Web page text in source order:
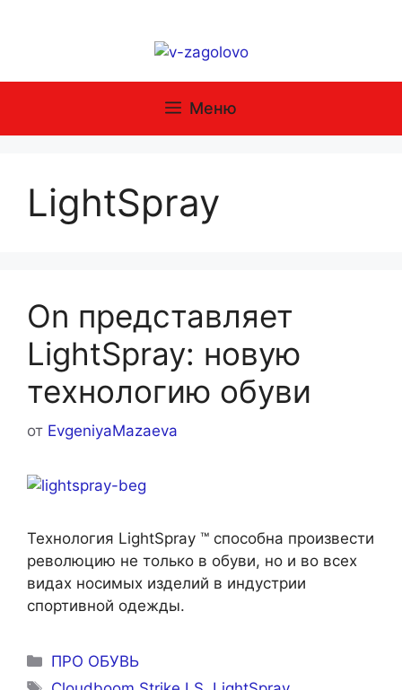
Меню
LightSpray
On представляет
LightSpray: новую
технологию обуви
от EvgeniyaMazaeva
Технология LightSpray ™ способна произвести
революцию не только в обуви, но и во всех
видах носимых изделий в индустрии
спортивной одежды.
Рубрики
ПРО ОБУВЬ
Метки